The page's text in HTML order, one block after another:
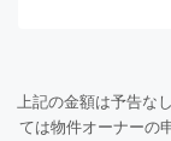
上記の金額は予告な
ては物件オーナーの